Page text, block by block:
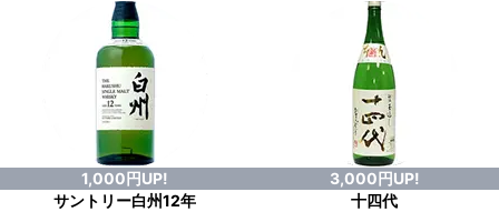
1,000円UP!
サントリー白州12年
3,000円UP!
十四代